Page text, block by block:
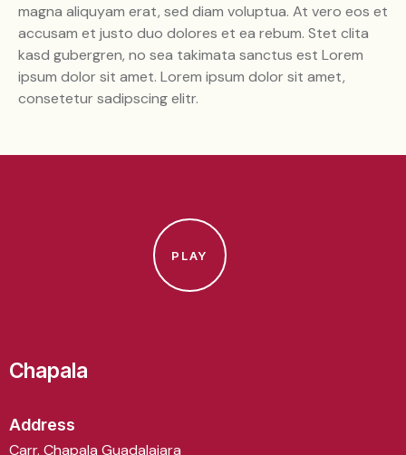
magna aliquyam erat, sed diam voluptua. At vero eos et
accusam et justo duo dolores et ea rebum. Stet clita
kasd gubergren, no sea takimata sanctus est Lorem
ipsum dolor sit amet. Lorem ipsum dolor sit amet,
consetetur sadipscing elitr.
PLAY
Chapala
Address
Carr. Chapala Guadalajara